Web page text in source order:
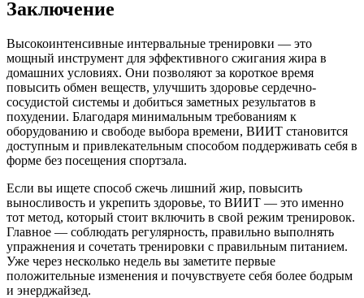
Заключение
Высокоинтенсивные интервальные тренировки — это
мощный инструмент для эффективного сжигания жира в
домашних условиях. Они позволяют за короткое время
повысить обмен веществ, улучшить здоровье сердечно-
сосудистой системы и добиться заметных результатов в
похудении. Благодаря минимальным требованиям к
оборудованию и свободе выбора времени, ВИИТ становится
доступным и привлекательным способом поддерживать себя в
форме без посещения спортзала.
Если вы ищете способ сжечь лишний жир, повысить
выносливость и укрепить здоровье, то ВИИТ — это именно
тот метод, который стоит включить в свой режим тренировок.
Главное — соблюдать регулярность, правильно выполнять
упражнения и сочетать тренировки с правильным питанием.
Уже через несколько недель вы заметите первые
положительные изменения и почувствуете себя более бодрым
и энерджайзед.